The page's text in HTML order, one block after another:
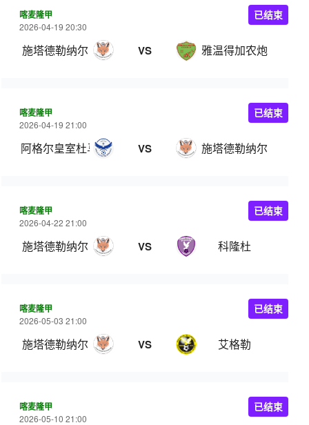
喀麦隆甲
2026-04-19 20:30
施塔德勒纳尔 VS 雅温得加农炮
已结束
喀麦隆甲
2026-04-19 21:00
阿格尔皇室杜马 VS 施塔德勒纳尔
已结束
喀麦隆甲
2026-04-22 21:00
施塔德勒纳尔 VS 科隆杜
已结束
喀麦隆甲
2026-05-03 21:00
施塔德勒纳尔 VS 艾格勒
已结束
喀麦隆甲
2026-05-10 21:00
已结束